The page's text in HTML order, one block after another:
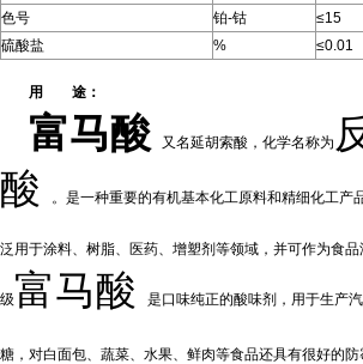
色号
铂-钴
≤15
硫酸盐
% ≤0.01
用 途：
富马酸 又名延胡索酸，化学名称为
酸
。是一种重要的有机基本化工原料和精细化工产
泛用于涂料、树脂、医药、增塑剂等领域，并可作为食
级富马酸 是口味纯正的酸味剂，用于生产
糖，对白面包、蔬菜、水果、鲜肉等食品还具有很好的